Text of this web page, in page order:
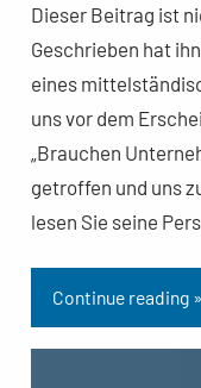
Dieser Beitrag ist
Geschrieben hat
eines
uns vor dem
„Brauchen
getroffen und uns
lesen Sie seine
Continue reading »